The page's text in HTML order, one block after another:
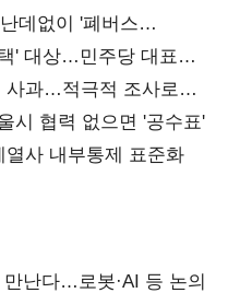
데없이 '폐버스
' 대상…민주당 대표로
사과…적극적 조사로
시 협력 없으면 '공수표'
사 내부통제 표준화
난다…로봇·AI 등 논의